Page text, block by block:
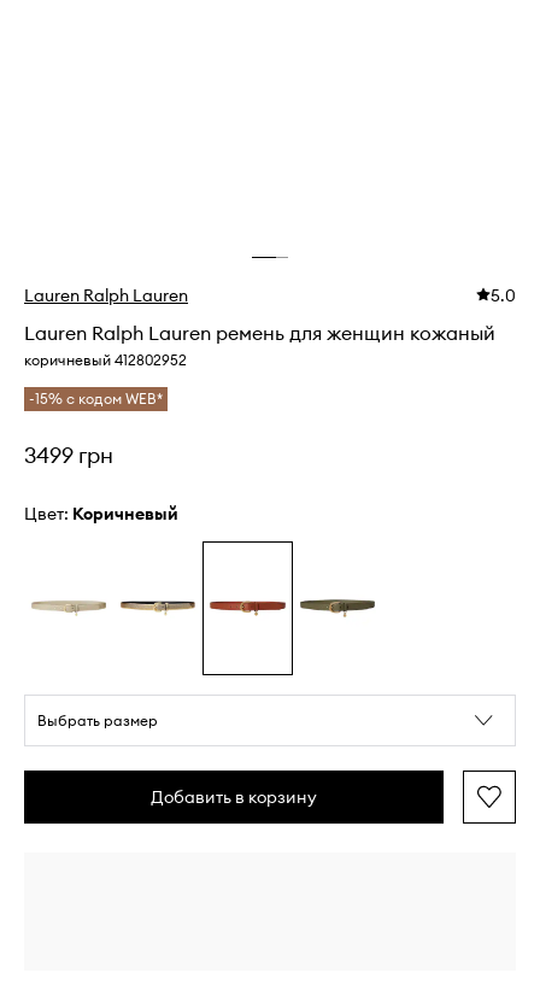
Lauren Ralph Lauren 5.0
Lauren Ralph Lauren ремень для женщин кожаный
коричневый 412802952
-15% с кодом WEB*
3499 грн
Цвет: коричневый
Выбрать размер
Добавить в корзину